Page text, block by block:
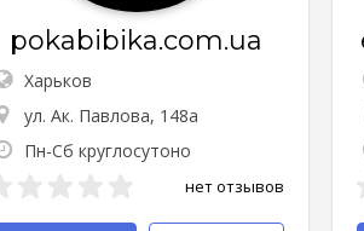
pokabibika.com.ua
Харьков
ул. Ак. Павлова, 148а
Пн-Сб круглосутоно
нет отзывов